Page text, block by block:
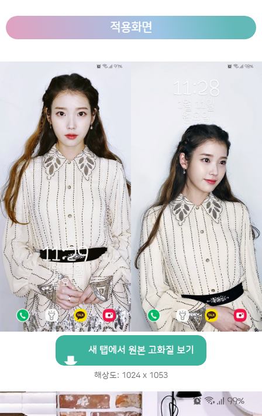
적용화면
새 탭에서 원본 고화질 보기
해상도: 1024 x 1053